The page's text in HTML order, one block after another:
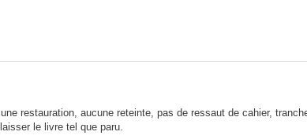
restauration, aucune reteinte, pas de ressaut de cahier,
le livre tel que paru.